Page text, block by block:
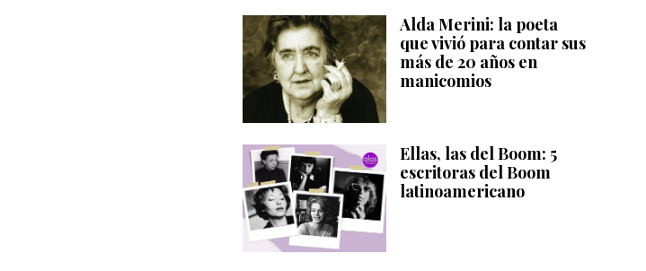
Alda Merini: la poeta
que vivió para contar sus
más de 20 años en
manicomios
Ellas, las del Boom: 5
escritoras del Boom
latinoamericano